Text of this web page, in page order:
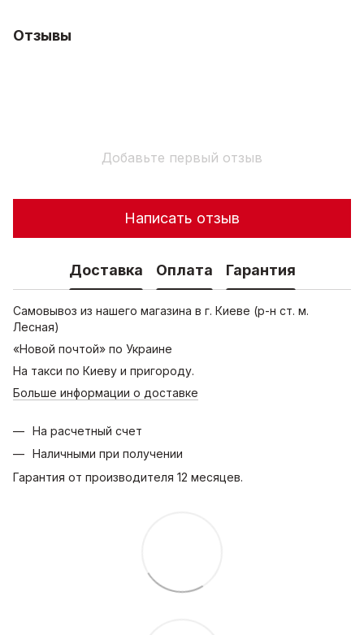
Отзывы
Добавьте первый отзыв
Написать отзыв
Доставка Оплата Гарантия
Самовывоз из нашего магазина в г. Киеве (р-н ст. м.
Лесная)
«Новой почтой» по Украине
На такси по Киеву и пригороду.
Больше информации о доставке
На расчетный счет
Наличными при получении
Гарантия от производителя 12 месяцев.